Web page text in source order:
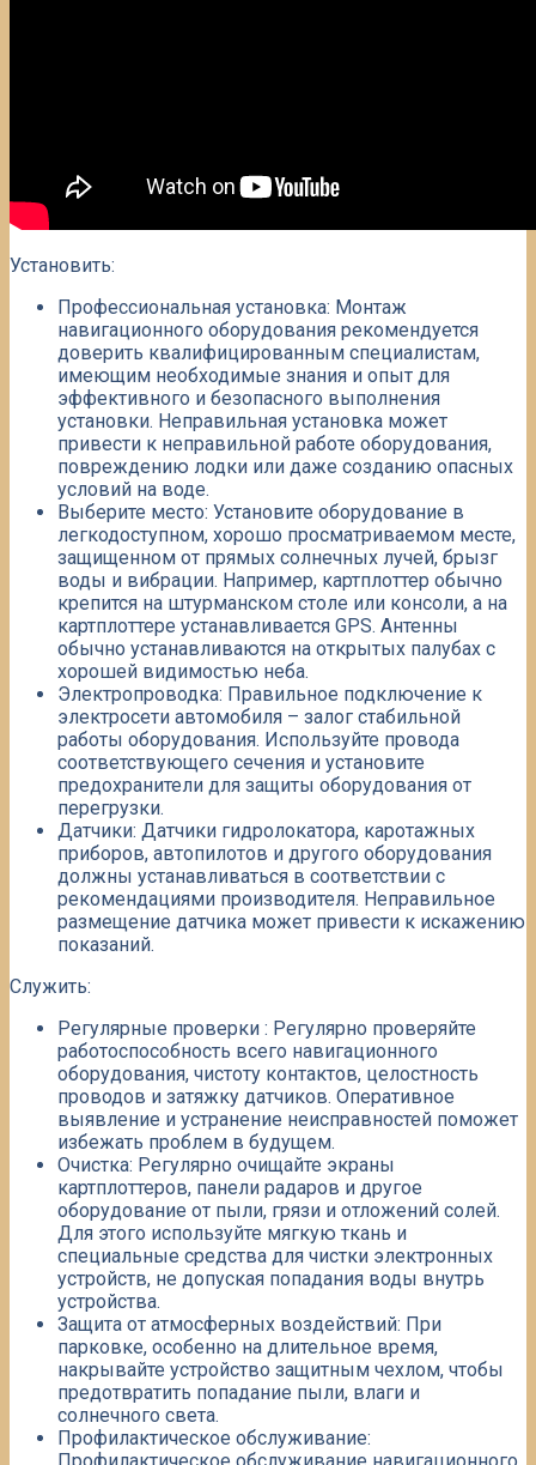
Установить:
Профессиональная установка: Монтаж
навигационного оборудования рекомендуется
доверить квалифицированным специалистам,
имеющим необходимые знания и опыт для
эффективного и безопасного выполнения
установки. Неправильная установка может
привести к неправильной работе оборудования,
повреждению лодки или даже созданию опасных
условий на воде.​
Выберите место: Установите оборудование в
легкодоступном, хорошо просматриваемом месте,
защищенном от прямых солнечных лучей, брызг
воды и вибрации. Например, картплоттер обычно
крепится на штурманском столе или консоли, а на
картплоттере устанавливается GPS. Антенны
обычно устанавливаются на открытых палубах с
хорошей видимостью неба.​
Электропроводка: Правильное подключение к
электросети автомобиля – залог стабильной
работы оборудования. Используйте провода
соответствующего сечения и установите
предохранители для защиты оборудования от
перегрузки.
Датчики: Датчики гидролокатора, каротажных
приборов, автопилотов и другого оборудования
должны устанавливаться в соответствии с
рекомендациями производителя. Неправильное
размещение датчика может привести к искажению
показаний.​
Служить:
Регулярные проверки : Регулярно проверяйте
работоспособность всего навигационного
оборудования, чистоту контактов, целостность
проводов и затяжку датчиков. Оперативное
выявление и устранение неисправностей поможет
избежать проблем в будущем.​
Очистка: Регулярно очищайте экраны
картплоттеров, панели радаров и другое
оборудование от пыли, грязи и отложений солей.
Для этого используйте мягкую ткань и
специальные средства для чистки электронных
устройств, не допуская попадания воды внутрь
устройства.​
Защита от атмосферных воздействий: При
парковке, особенно на длительное время,
накрывайте устройство защитным чехлом, чтобы
предотвратить попадание пыли, влаги и
солнечного света.
Профилактическое обслуживание:
Профилактическое обслуживание навигационного